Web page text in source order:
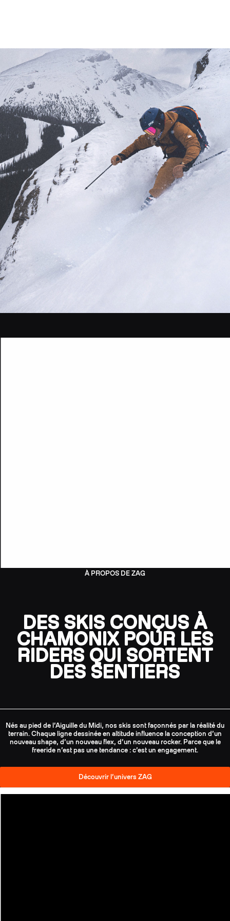
À PROPOS DE ZAG
DES SKIS CONÇUS À
CHAMONIX POUR LES
RIDERS QUI SORTENT
DES SENTIERS
Nés au pied de l’Aiguille du Midi, nos skis sont façonnés par la réalité du
terrain. Chaque ligne dessinée en altitude influence la conception d’un
nouveau shape, d’un nouveau flex, d’un nouveau rocker. Parce que le
freeride n’est pas une tendance : c’est un engagement.
Découvrir l’univers ZAG